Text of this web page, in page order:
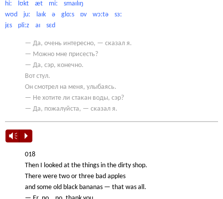
hiː lʊkt æt miː smaɪlɪŋ
wʊd juː laɪk ə glɑːs ɒv wɔːtə sɜː
jɛs pliːz aɪ sɛd
— Да, очень интересно, — сказал я.
— Можно мне присесть?
— Да, сэр, конечно.
Вот стул.
Он смотрел на меня, улыбаясь.
— Не хотите ли стакан воды, сэр?
— Да, пожалуйста, — сказал я.
Vm P
018
Then I looked at the things in the dirty shop.
There were two or three bad apples
and some old black bananas — that was all.